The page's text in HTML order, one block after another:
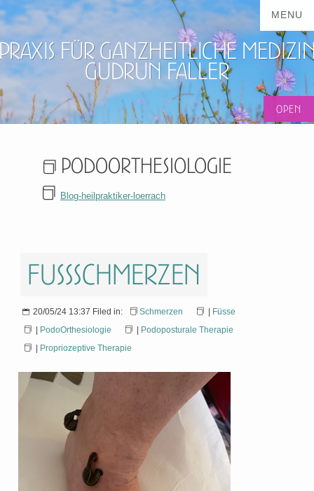
für ganzheitliche
Gudrun Faller
PodoOrthesiologie
Blog-heilpraktiker-loerrach
Fußschmerzen
20/05/24 13:37 Filed in: Schmerzen
Füsse
PodoOrthesiologie
Podoposturale Therapie
Propriozeptive Therapie